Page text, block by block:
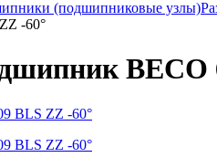
(подшипниковые узлы)
-60°
BECO